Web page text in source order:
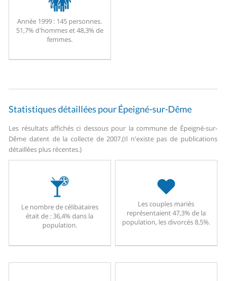
Année 1999 : 145 personnes.
51,7% d'hommes et 48,3% de
femmes.
Statistiques détaillées pour Épeigné-sur-Dême
Les résultats affichés ci dessous pour la commune de Épeigné-sur-
Dême datent de la collecte de 2007.(Il n'existe pas de publications
détaillées plus récentes.)
Le nombre de célibataires
était de : 36,4% dans la
population.
Les couples mariés
représentaient 47,3% de la
population, les divorcés 8,5%.